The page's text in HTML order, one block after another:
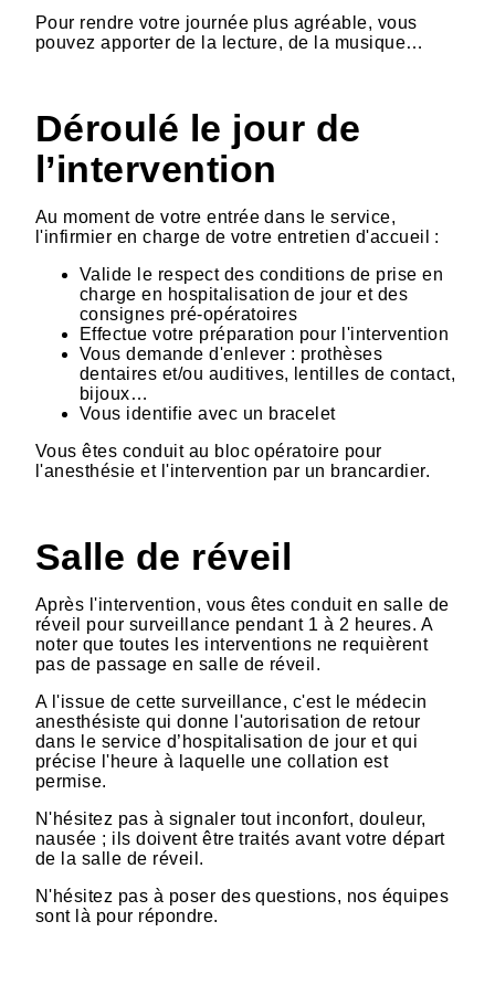
Pour rendre votre journée plus agréable, vous
pouvez apporter de la lecture, de la musique…
Déroulé le jour de
l’intervention
Au moment de votre entrée dans le service,
l'infirmier en charge de votre entretien d'accueil :
Valide le respect des conditions de prise en
charge en hospitalisation de jour et des
consignes pré-opératoires
Effectue votre préparation pour l'intervention
Vous demande d'enlever : prothèses
dentaires et/ou auditives, lentilles de contact,
bijoux…
Vous identifie avec un bracelet
Vous êtes conduit au bloc opératoire pour
l'anesthésie et l'intervention par un brancardier.
Salle de réveil
Après l'intervention, vous êtes conduit en salle de
réveil pour surveillance pendant 1 à 2 heures. A
noter que toutes les interventions ne requièrent
pas de passage en salle de réveil.
A l'issue de cette surveillance, c'est le médecin
anesthésiste qui donne l'autorisation de retour
dans le service d’hospitalisation de jour et qui
précise l'heure à laquelle une collation est
permise.
N'hésitez pas à signaler tout inconfort, douleur,
nausée ; ils doivent être traités avant votre départ
de la salle de réveil.
N'hésitez pas à poser des questions, nos équipes
sont là pour répondre.